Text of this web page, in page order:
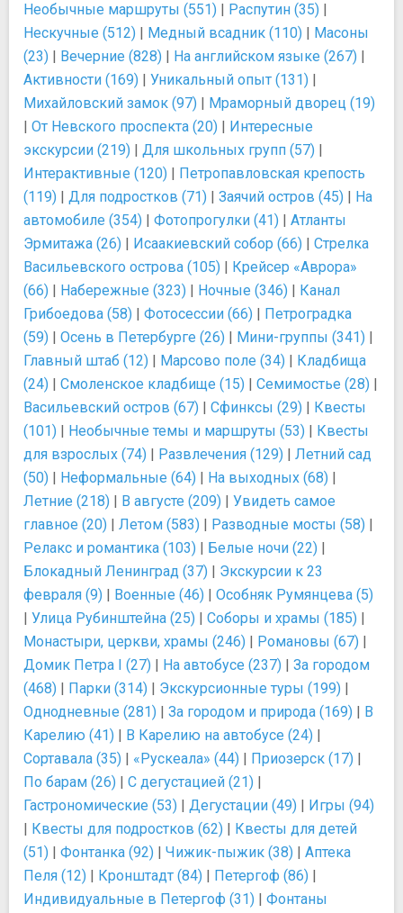
Необычные маршруты (551) | Распутин (35) |
Нескучные (512) | Медный всадник (110) | Масоны
(23) | Вечерние (828) | На английском языке (267) |
Активности (169) | Уникальный опыт (131) |
Михайловский замок (97) | Мраморный дворец (19)
| От Невского проспекта (20) | Интересные
экскурсии (219) | Для школьных групп (57) |
Интерактивные (120) | Петропавловская крепость
(119) | Для подростков (71) | Заячий остров (45) | На
автомобиле (354) | Фотопрогулки (41) | Атланты
Эрмитажа (26) | Исаакиевский собор (66) | Стрелка
Васильевского острова (105) | Крейсер «Аврора»
(66) | Набережные (323) | Ночные (346) | Канал
Грибоедова (58) | Фотосессии (66) | Петроградка
(59) | Осень в Петербурге (26) | Мини-группы (341) |
Главный штаб (12) | Марсово поле (34) | Кладбища
(24) | Смоленское кладбище (15) | Семимостье (28) |
Васильевский остров (67) | Сфинксы (29) | Квесты
(101) | Необычные темы и маршруты (53) | Квесты
для взрослых (74) | Развлечения (129) | Летний сад
(50) | Неформальные (64) | На выходных (68) |
Летние (218) | В августе (209) | Увидеть самое
главное (20) | Летом (583) | Разводные мосты (58) |
Релакс и романтика (103) | Белые ночи (22) |
Блокадный Ленинград (37) | Экскурсии к 23
февраля (9) | Военные (46) | Особняк Румянцева (5)
| Улица Рубинштейна (25) | Соборы и храмы (185) |
Монастыри, церкви, храмы (246) | Романовы (67) |
Домик Петра I (27) | На автобусе (237) | За городом
(468) | Парки (314) | Экскурсионные туры (199) |
Однодневные (281) | За городом и природа (169) | В
Карелию (41) | В Карелию на автобусе (24) |
Сортавала (35) | «Рускеала» (44) | Приозерск (17) |
По барам (26) | С дегустацией (21) |
Гастрономические (53) | Дегустации (49) | Игры (94)
| Квесты для подростков (62) | Квесты для детей
(51) | Фонтанка (92) | Чижик-пыжик (38) | Аптека
Пеля (12) | Кронштадт (84) | Петергоф (86) |
Индивидуальные в Петергоф (31) | Фонтаны